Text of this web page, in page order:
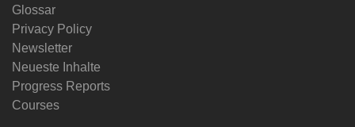
Glossar
Privacy Policy
Newsletter
Neueste Inhalte
Progress Reports
Courses